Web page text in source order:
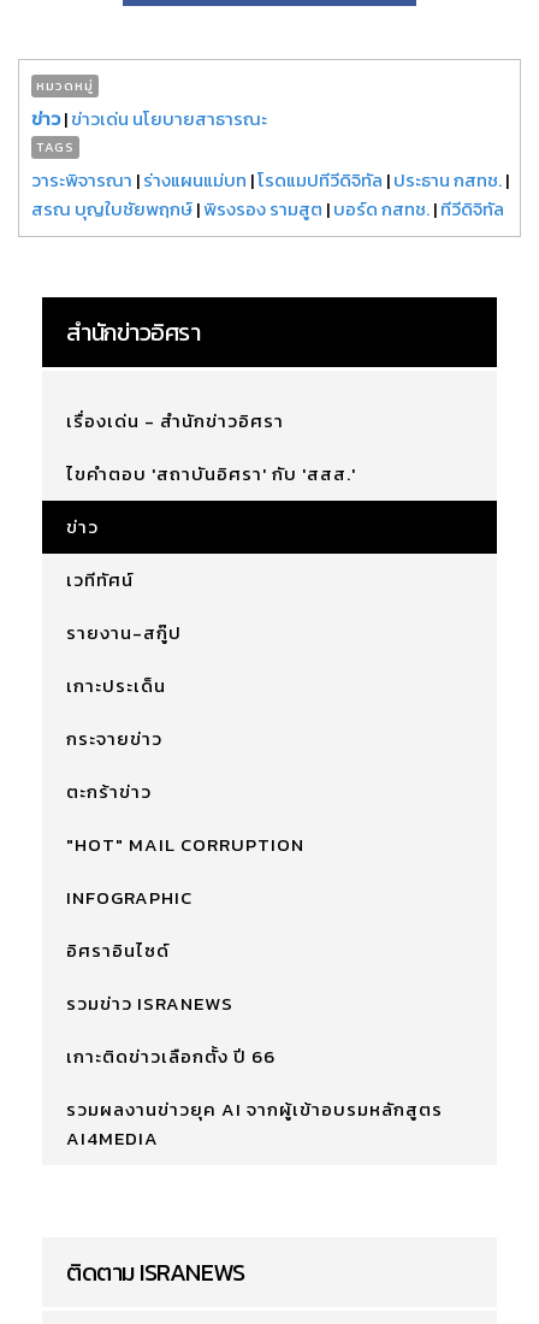
หมวดหมู่
ข่าว|ข่าวเด่น นโยบายสาธารณะ
TAGS
วาระพิจารณา |ร่างแผนแม่บท |โรดแมปทีวีดิจิทัล |ประธาน กสทช.|
สรณ บุญใบชัยพฤกษ์|พิรงรอง รามสูต |บอร์ด กสทช.|ทีวีดิจิทัล
สำนักข่าวอิศรา
เรื่องเด่น - สำนักข่าวอิศรา
ไขคำตอบ 'สถาบันอิศรา' กับ 'สสส.'
ข่าว
เวทีทัศน์
รายงาน-สกู๊ป
เกาะประเด็น
กระจายข่าว
ตะกร้าข่าว
"HOT" MAIL CORRUPTION
INFOGRAPHIC
อิศราอินไซด์
รวมข่าว ISRANEWS
เกาะติดข่าวเลือกตั้ง ปี 66
รวมผลงานข่าวยุค AI จากผู้เข้าอบรมหลักสูตร
AI4MEDIA
ติดตาม ISRANEWS